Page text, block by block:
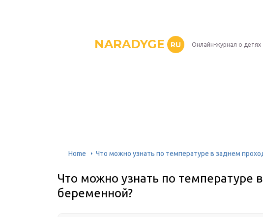
NARADYGE RU Онлайн-журнал о детях
Home Что можно узнать по температуре в заднем
Что можно узнать по температуре
беременной?